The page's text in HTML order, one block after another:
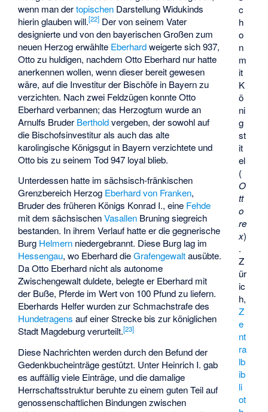
c
h
o
n
m
it
K
ö
ni
g
st
it
el
(
O
tt
o
re
x)
.
Z
ür
ic
h,
Z
e
nt
ra
lb
ib
li
ot
wenn man dertopischen Darstellung Widukinds
hierin glauben will.[22] Der von seinem Vater
designierte und von den bayerischen Großen zum
neuen Herzog erwählte Eberhardweigerte sich 937,
Otto zu huldigen, nachdem Otto Eberhard nur hatte
anerkennen wollen, wenn dieser bereit gewesen
wäre, auf die Investitur der Bischöfe in Bayern zu
verzichten. Nach zwei Feldzügen konnte Otto
Eberhard verbannen; das Herzogtum wurde an
Arnulfs Bruder Bertholdvergeben, der sowohl auf
die Bischofsinvestitur als auch das alte
karolingische Königsgut in Bayern verzichtete und
Otto bis zu seinem Tod 947 loyal blieb.
Unterdessen hatte im sächsisch-fränkischen
Grenzbereich Herzog Eberhard von Franken,
Bruder des früheren Königs Konrad I., eine Fehde
mit dem sächsischenVasallen Bruning siegreich
bestanden. In ihrem Verlauf hatte er die gegnerische
Burg Helmern niedergebrannt. Diese Burg lag im
Hessengau, wo Eberhard dieGrafengewaltausübte.
Da Otto Eberhard nicht als autonome
Zwischengewalt duldete, belegte er Eberhard mit
der Buße, Pferde im Wert von 100 Pfund zu liefern.
Eberhards Helfer wurden zur Schmachstrafe des
Hundetragens auf einer Strecke bis zur königlichen
Stadt Magdeburg verurteilt.[23]
Diese Nachrichten werden durch den Befund der
Gedenkbucheinträge gestützt. Unter Heinrich I. gab
es auffällig viele Einträge, und die damalige
Herrschaftsstruktur beruhte zu einem guten Teil auf
genossenschaftlichen Bindungen zwischen